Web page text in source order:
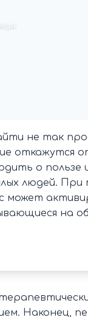
не так
откажутся
о пользе
людей. При
может
на
Наконец,